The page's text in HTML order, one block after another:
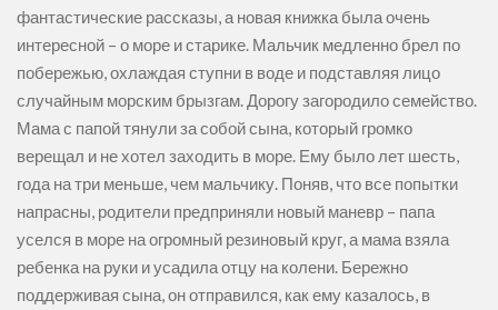
фантастические рассказы, а новая книжка была очень
интересной – о море и старике. Мальчик медленно брел по
побережью, охлаждая ступни в воде и подставляя лицо
случайным морским брызгам. Дорогу загородило семейство.
Мама с папой тянули за собой сына, который громко
верещал и не хотел заходить в море. Ему было лет шесть,
года на три меньше, чем мальчику. Поняв, что все попытки
напрасны, родители предприняли новый маневр – папа
уселся в море на огромный резиновый круг, а мама взяла
ребенка на руки и усадила отцу на колени. Бережно
поддерживая сына, он отправился, как ему казалось, в